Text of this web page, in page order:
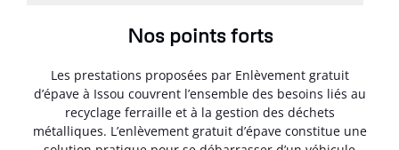
Nos points forts
Les prestations proposées par Enlèvement gratuit
d’épave à Issou couvrent l’ensemble des besoins liés au
recyclage ferraille et à la gestion des déchets
métalliques. L’enlèvement gratuit d’épave constitue une